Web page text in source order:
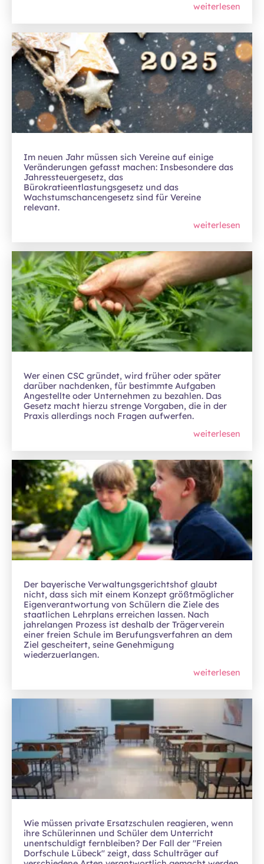
weiterlesen
Im neuen Jahr müssen sich Vereine auf einige
Veränderungen gefasst machen: Insbesondere das
Jahressteuergesetz, das
Bürokratieentlastungsgesetz und das
Wachstumschancengesetz sind für Vereine
relevant.
weiterlesen
Wer einen CSC gründet, wird früher oder später
darüber nachdenken, für bestimmte Aufgaben
Angestellte oder Unternehmen zu bezahlen. Das
Gesetz macht hierzu strenge Vorgaben, die in der
Praxis allerdings noch Fragen aufwerfen.
weiterlesen
Der bayerische Verwaltungsgerichtshof glaubt
nicht, dass sich mit einem Konzept größtmöglicher
Eigenverantwortung von Schülern die Ziele des
staatlichen Lehrplans erreichen lassen. Nach
jahrelangen Prozess ist deshalb der Trägerverein
einer freien Schule im Berufungsverfahren an dem
Ziel gescheitert, seine Genehmigung
wiederzuerlangen.
weiterlesen
Wie müssen private Ersatzschulen reagieren, wenn
ihre Schülerinnen und Schüler dem Unterricht
unentschuldigt fernbleiben? Der Fall der "Freien
Dorfschule Lübeck" zeigt, dass Schulträger auf